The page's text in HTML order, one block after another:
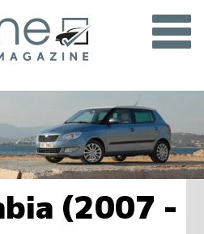
(2007 -